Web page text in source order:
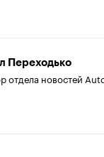
Переходько
отдела новостей